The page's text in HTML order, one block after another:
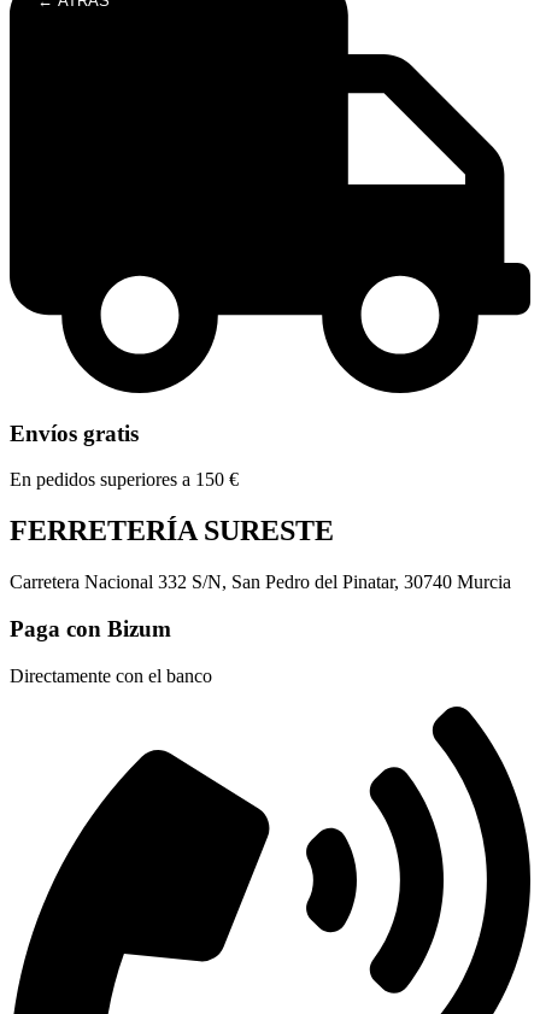
Envíos gratis
En pedidos superiores a 150 €
FERRETERÍA SURESTE
Carretera Nacional 332 S/N, San Pedro del Pinatar, 30740 Murcia
Paga con Bizum
Directamente con el banco